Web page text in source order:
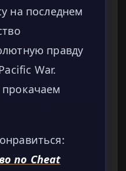
на последнем
правду
War.
по Cheat